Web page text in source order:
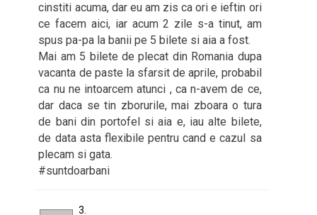
cinstiti acuma, dar eu am zis ca ori e ieftin ori
ce facem aici, iar acum 2 zile s-a tinut, am
spus pa-pa la banii pe 5 bilete si aia a fost.
Mai am 5 bilete de plecat din Romania dupa
vacanta de paste la sfarsit de aprile, probabil
ca nu ne intoarcem atunci , ca n-avem de ce,
dar daca se tin zborurile, mai zboara o tura
de bani din portofel si aia e, iau alte bilete,
de data asta flexibile pentru cand e cazul sa
plecam si gata.
#suntdoarbani